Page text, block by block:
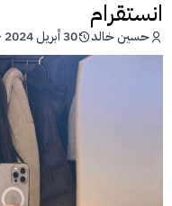
انستقرام
حسين خالد 30 أبريل 2024 - 22:40